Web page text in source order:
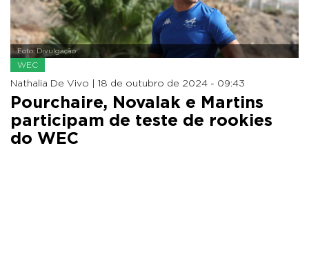
Foto: Divulgação
WEC
Nathalia De Vivo | 18 de outubro de 2024 - 09:43
Pourchaire, Novalak e Martins
participam de teste de rookies
do WEC